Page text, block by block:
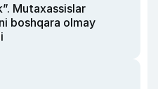
Mutaxassislar
boshqara olmay